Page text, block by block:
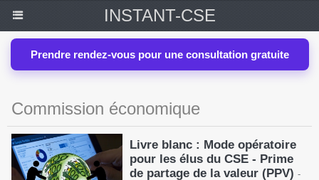
INSTANT-CSE
Prendre rendez-vous pour une consultation gratuite
Commission économique
Livre blanc : Mode opératoire
pour les élus du CSE - Prime
de partage de la valeur (PPV) -